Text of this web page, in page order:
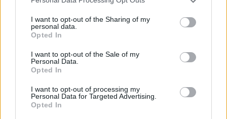
not limited to your visit or usage behaviour. You may click to
grant or deny consent to Google and its third-party tags to
use your data for below specified purposes in below Google
consent section.
I want to opt-out of the Sharing of my
personal data.
Opted In
I want to opt-out of the Sale of my
Personal Data.
Opted In
I want to opt-out of processing my
Personal Data for Targeted Advertising.
Opted In
rappresentava un punto di riferimento per la sua
comunità. La sua passione per la cucina, unita a un
approccio caloroso e accogliente con i clienti, ha
conosciuto. La sua morte non segna solo la perdita
di un talento culinario, ma anche di una persona
capace di unire le persone attorno a un tavolo.
Quando pensiamo a Leo, non possiamo fare a